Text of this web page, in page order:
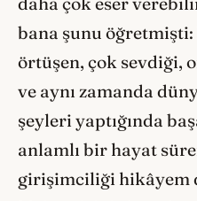
bana şunu
örtüşen, çok sevdiği,
ve aynı zamanda
şeyleri yaptığında
anlamlı bir hayat
girişimciliği hikâyem